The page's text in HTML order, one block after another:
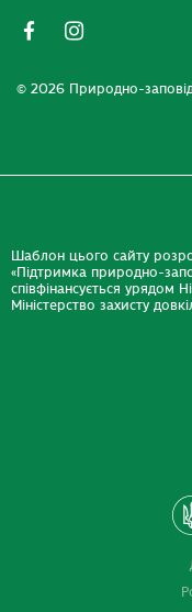
© 2026 Природно-
Шаблон цього сайту
«Підтримка природно-
співфінансується урядом
Міністерство захисту